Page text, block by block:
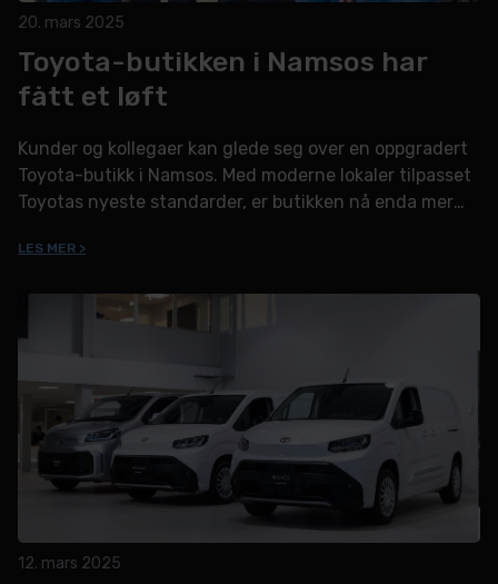
20. mars 2025
Toyota-butikken i Namsos har
fått et løft
Kunder og kollegaer kan glede seg over en oppgradert
Toyota-butikk i Namsos. Med moderne lokaler tilpasset
Toyotas nyeste standarder, er butikken nå enda mer
som kommer inn for service.
LES MER >
12. mars 2025